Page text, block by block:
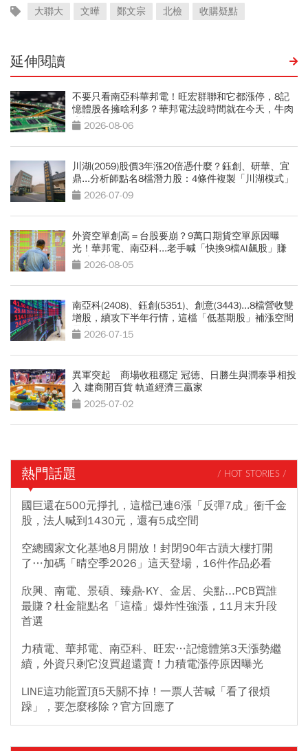
大聯大 文曄 鄭文宗 北檢 收購疑點
延伸閱讀
不要只看南亞科華邦電！旺宏群聯和它都漲停，8記
憶體股各擁啥利多？華邦電法說時間就在今天，牛肉
大塊嗎
2026-08-06
川湖(2059)股價3年漲20倍憑什麼？鈺創、研華、宜
鼎...分析師點名8檔潛力股：4條件複製「川湖模式」
2026-07-09
外資空單創高＝台股要崩？9萬口期貨空單原因曝
光！華邦電、南亞科...老手喊「快換9檔AI飆股」賺
Q3大行情
2026-08-05
南亞科(2408)、鈺創(5351)、創意(3443)...8檔營收雙
增股，續攻下半年行情，這檔「低基期股」補漲空間
最大2026-07-15
異軍突起 商場收租穩定 冠德、日勝生與潤泰爭相投
入 建商開百貨 軌道經濟三贏家
2025-07-02
熱門話題 / HOT STORIES /
國巨還在500元掙扎，這檔已連6漲「反彈7成」衝千金
股，法人喊到1430元，還有5成空間
空總國家文化基地8月開放！封閉90年古蹟大樓打開
了…加碼「晴空季2026」這天登場，16件作品必看
欣興、南電、景碩、臻鼎-KY、金居、尖點...PCB買誰
最賺？杜金龍點名「這檔」爆炸性強漲，11月末升段
首選
力積電、華邦電、南亞科、旺宏…記憶體第3天漲勢繼
續，外資只剩它沒買超還賣！力積電漲停原因曝光
LINE這功能置頂5天關不掉！一票人苦喊「看了很煩
躁」，要怎麼移除？官方回應了